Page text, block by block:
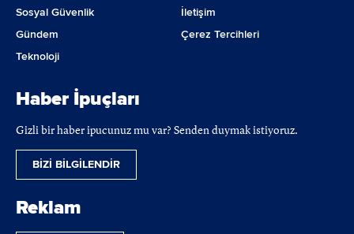
Sosyal Güvenlik
Gündem
Teknoloji
İletişim
Çerez Tercihleri
Haber İpuçları
Gizli bir haber ipucunuz mu var? Senden duymak istiyoruz.
BİZİ BİLGİLENDİR
Reklam